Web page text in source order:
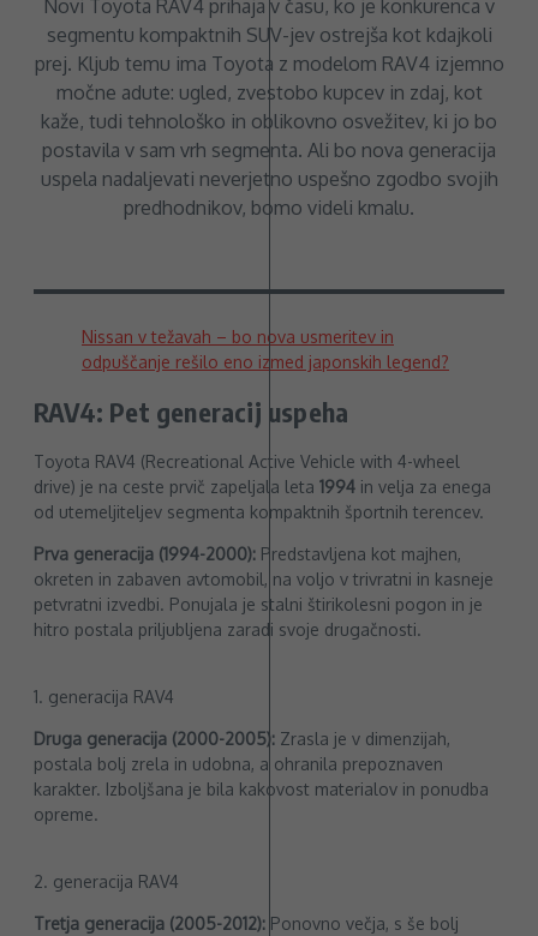
Novi Toyota RAV4 prihaja v času, ko je konkurenca v
segmentu kompaktnih SUV-jev ostrejša kot kdajkoli
prej. Kljub temu ima Toyota z modelom RAV4 izjemno
močne adute: ugled, zvestobo kupcev in zdaj, kot
kaže, tudi tehnološko in oblikovno osvežitev, ki jo bo
postavila v sam vrh segmenta. Ali bo nova generacija
uspela nadaljevati neverjetno uspešno zgodbo svojih
predhodnikov, bomo videli kmalu.
Nissan v težavah – bo nova usmeritev in
odpuščanje rešilo eno izmed japonskih legend?
RAV4: Pet generacij uspeha
Toyota RAV4 (Recreational Active Vehicle with 4-wheel
drive) je na ceste prvič zapeljala leta 1994 in velja za enega
od utemeljiteljev segmenta kompaktnih športnih terencev.
Prva generacija (1994-2000): Predstavljena kot majhen,
okreten in zabaven avtomobil, na voljo v trivratni in kasneje
petvratni izvedbi. Ponujala je stalni štirikolesni pogon in je
hitro postala priljubljena zaradi svoje drugačnosti.
1. generacija RAV4
Druga generacija (2000-2005): Zrasla je v dimenzijah,
postala bolj zrela in udobna, a ohranila prepoznaven
karakter. Izboljšana je bila kakovost materialov in ponudba
opreme.
2. generacija RAV4
Tretja generacija (2005-2012): Ponovno večja, s še bolj